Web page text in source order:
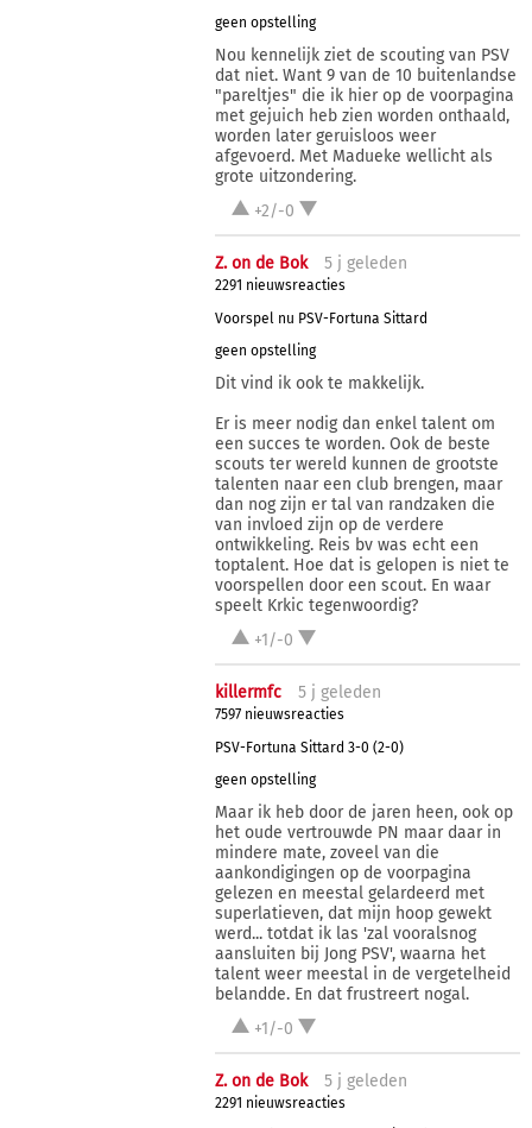
geen opstelling
Nou kennelijk ziet de scouting van PSV
dat niet. Want 9 van de 10 buitenlandse
"pareltjes" die ik hier op de voorpagina
met gejuich heb zien worden onthaald,
worden later geruisloos weer
afgevoerd. Met Madueke wellicht als
grote uitzondering.
+2/-0
Z. on de Bok 5 j geleden
2291 nieuwsreacties
Voorspel nu PSV-Fortuna Sittard
geen opstelling
Dit vind ik ook te makkelijk.
Er is meer nodig dan enkel talent om
een succes te worden. Ook de beste
scouts ter wereld kunnen de grootste
talenten naar een club brengen, maar
dan nog zijn er tal van randzaken die
van invloed zijn op de verdere
ontwikkeling. Reis bv was echt een
toptalent. Hoe dat is gelopen is niet te
voorspellen door een scout. En waar
speelt Krkic tegenwoordig?
+1/-0
killermfc 5 j geleden
7597 nieuwsreacties
PSV-Fortuna Sittard 3-0 (2-0)
geen opstelling
Maar ik heb door de jaren heen, ook op
het oude vertrouwde PN maar daar in
mindere mate, zoveel van die
aankondigingen op de voorpagina
gelezen en meestal gelardeerd met
superlatieven, dat mijn hoop gewekt
werd... totdat ik las 'zal vooralsnog
aansluiten bij Jong PSV', waarna het
talent weer meestal in de vergetelheid
belandde. En dat frustreert nogal.
+1/-0
Z. on de Bok 5 j geleden
2291 nieuwsreacties